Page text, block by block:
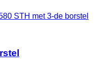
STH met 3-de borstel